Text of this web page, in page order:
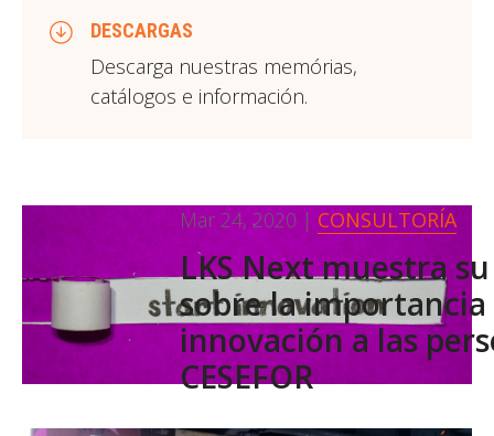
DESCARGAS
Descarga nuestras memórias,
catálogos e información.
LKS Next muestra
sobre la importancia
innovación a las
CESEFOR
Mar 24, 2020 | CONSULTORÍA